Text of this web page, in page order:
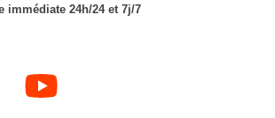
immédiate 24h/24 et 7j/7